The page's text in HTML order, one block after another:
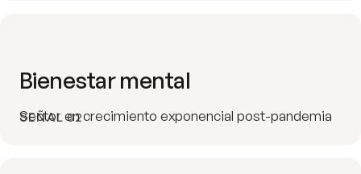
SEÑAL 02
Bienestar mental
Sector en crecimiento exponencial post-pandemia